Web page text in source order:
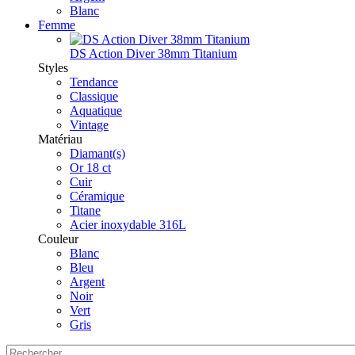
Blanc
Femme
DS Action Diver 38mm Titanium
Styles
Tendance
Classique
Aquatique
Vintage
Matériau
Diamant(s)
Or 18 ct
Cuir
Céramique
Titane
Acier inoxydable 316L
Couleur
Blanc
Bleu
Argent
Noir
Vert
Gris